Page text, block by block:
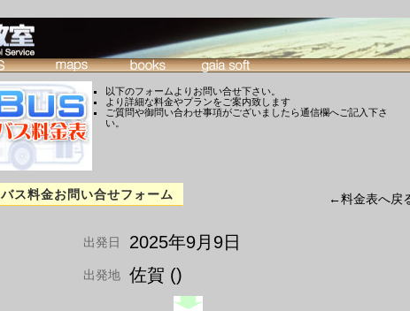
以下のフォームよりお問い合せ下さい。
より詳細な料金やプランをご案内致します
ご質問や御問い合わせ事項がございましたら通信欄へご記入下さ
い。
バス料金お問い合せフォーム ←料金表へ戻
出発日 2025年9月9日
出発地 佐賀 ()